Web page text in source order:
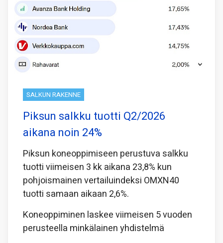
SALKUN RAKENNE
Piksun salkku tuotti Q2/2026
aikana noin 24%
Piksun koneoppimiseen perustuva salkku
tuotti viimeisen 3 kk aikana 23,8% kun
pohjoismainen vertailuindeksi OMXN40
tuotti samaan aikaan 2,6%.
Koneoppiminen laskee viimeisen 5 vuoden
perusteella minkälainen yhdistelmä